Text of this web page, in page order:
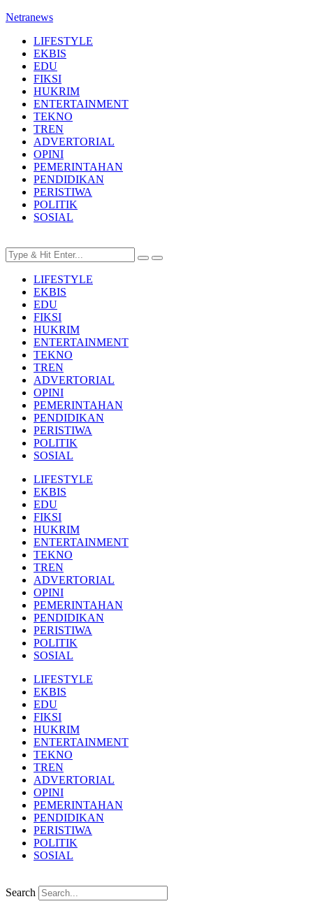
Netranews
LIFESTYLE
EKBIS
EDU
FIKSI
HUKRIM
ENTERTAINMENT
TEKNO
TREN
ADVERTORIAL
OPINI
PEMERINTAHAN
PENDIDIKAN
PERISTIWA
POLITIK
SOSIAL
LIFESTYLE
EKBIS
EDU
FIKSI
HUKRIM
ENTERTAINMENT
TEKNO
TREN
ADVERTORIAL
OPINI
PEMERINTAHAN
PENDIDIKAN
PERISTIWA
POLITIK
SOSIAL
LIFESTYLE
EKBIS
EDU
FIKSI
HUKRIM
ENTERTAINMENT
TEKNO
TREN
ADVERTORIAL
OPINI
PEMERINTAHAN
PENDIDIKAN
PERISTIWA
POLITIK
SOSIAL
LIFESTYLE
EKBIS
EDU
FIKSI
HUKRIM
ENTERTAINMENT
TEKNO
TREN
ADVERTORIAL
OPINI
PEMERINTAHAN
PENDIDIKAN
PERISTIWA
POLITIK
SOSIAL
Search